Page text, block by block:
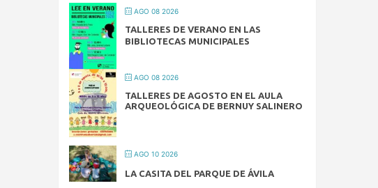
AGO 08 2026
TALLERES DE VERANO EN LAS
BIBLIOTECAS MUNICIPALES
AGO 08 2026
TALLERES DE AGOSTO EN EL AULA
ARQUEOLÓGICA DE BERNUY SALINERO
AGO 10 2026
LA CASITA DEL PARQUE DE ÁVILA